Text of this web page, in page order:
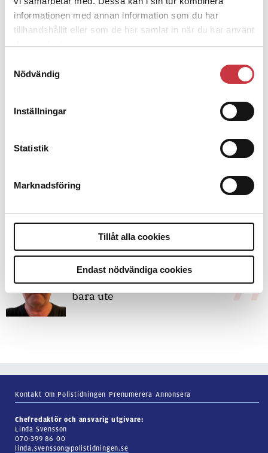
informationen med annan information som du har
tillhandahållit eller som de har samlat in när du har använt
deras tjänster.
Nödvändig
Inställningar
Statistik
Marknadsföring
Tillåt alla cookies
Endast nödvändiga cookies
Debatt
Det är inte evidenskrav som
Debatt:Med för höga krav på evidens
kan polisen inte göra något alls
15 juni 2026
Mats Johansson:Poliser behövs inte
bara ute
Kontakt Om Polistidningen Prenumerera Annonsera
Chefredaktör och ansvarig utgivare:
Linda Svensson
070-399 86 00
linda.svensson@polistidningen.se